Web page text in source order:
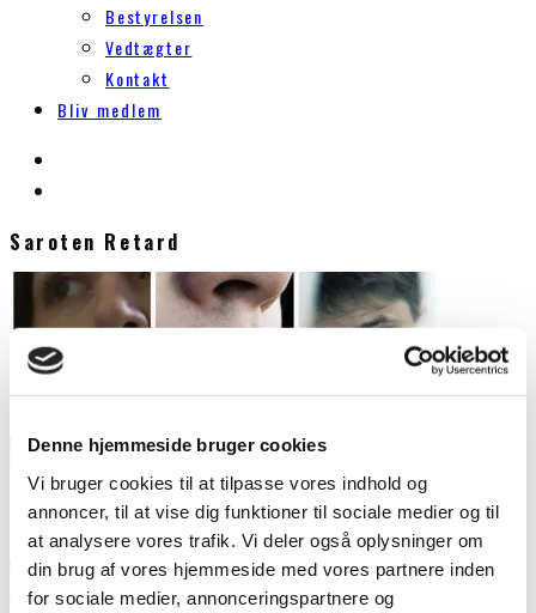
Denne hjemmeside bruger cookies
Vi bruger cookies til at tilpasse vores indhold og
annoncer, til at vise dig funktioner til sociale medier og til
at analysere vores trafik. Vi deler også oplysninger om
din brug af vores hjemmeside med vores partnere inden
for sociale medier, annonceringspartnere og
Bestyrelsen
Vedtægter
Kontakt
Bliv medlem
Saroten Retard
Temanummer om medicin – Et spørgsmål om god kemi